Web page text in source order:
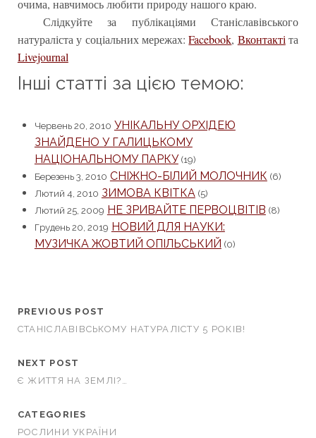
очима, навчимось любити природу нашого краю.
Слідкуйте за публікаціями Станіславівського
натураліста у соціальних мережах:Facebook, Вконтакті та
Livejournal
Інші статті за цією темою:
Червень 20, 2010 УНІКАЛЬНУ ОРХІДЕЮ
ЗНАЙДЕНО У ГАЛИЦЬКОМУ
НАЦІОНАЛЬНОМУ ПАРКУ(19)
Березень 3, 2010 СНІЖНО-БІЛИЙ МОЛОЧНИК (6)
Лютий 4, 2010 ЗИМОВА КВІТКА (5)
Лютий 25, 2009 НЕ ЗРИВАЙТЕ ПЕРВОЦВІТІВ (8)
Грудень 20, 2019 НОВИЙ ДЛЯ НАУКИ:
МУЗИЧКА ЖОВТИЙ ОПІЛЬСЬКИЙ (0)
PREVIOUS POST
СТАНІСЛАВІВСЬКОМУ НАТУРАЛІСТУ 5 РОКІВ!
NEXT POST
Є ЖИТТЯ НА ЗЕМЛІ?…
CATEGORIES
РОСЛИНИ УКРАЇНИ